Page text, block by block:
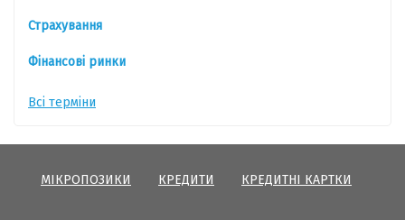
Страхування
Фінансові ринки
Всі терміни
МІКРОПОЗИКИ КРЕДИТИ КРЕДИТНІ КАРТКИ